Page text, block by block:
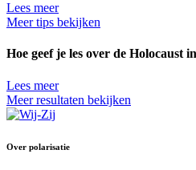
Lees meer
Meer tips bekijken
Hoe geef je les over de Holocaust
Lees meer
Meer resultaten bekijken
Over polarisatie